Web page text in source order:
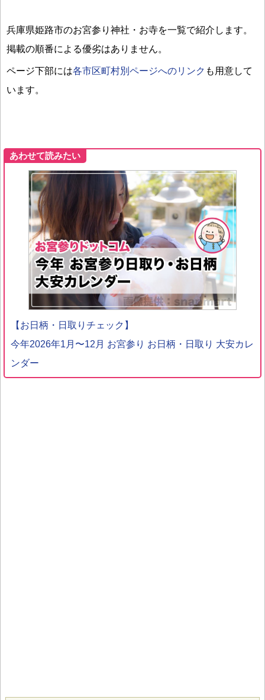
兵庫県姫路市のお宮参り神社・お寺を一覧で紹介します。
掲載の順番による優劣はありません。
ページ下部には各市区町村別ページへのリンク も用意して
います。
あわせて読みたい
【お日柄・日取りチェック】
今年2026年1月〜12月 お宮参り お日柄・日取り 大安カレ
ンダー